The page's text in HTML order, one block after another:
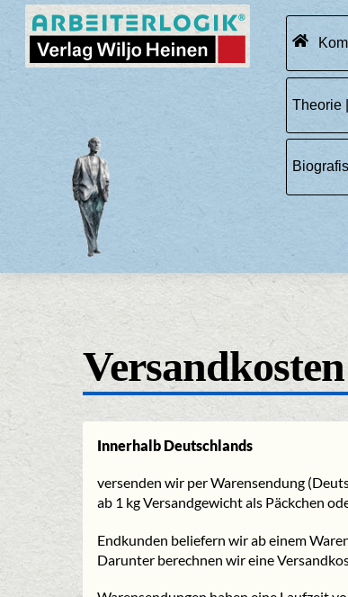
content
Menu
Theorie
Versandkosten
Innerhalb Deutschlands
versenden wir per Warensendung
ab 1 kg Versandgewicht als Päckchen
Endkunden beliefern wir ab einem
Darunter berechnen wir eine